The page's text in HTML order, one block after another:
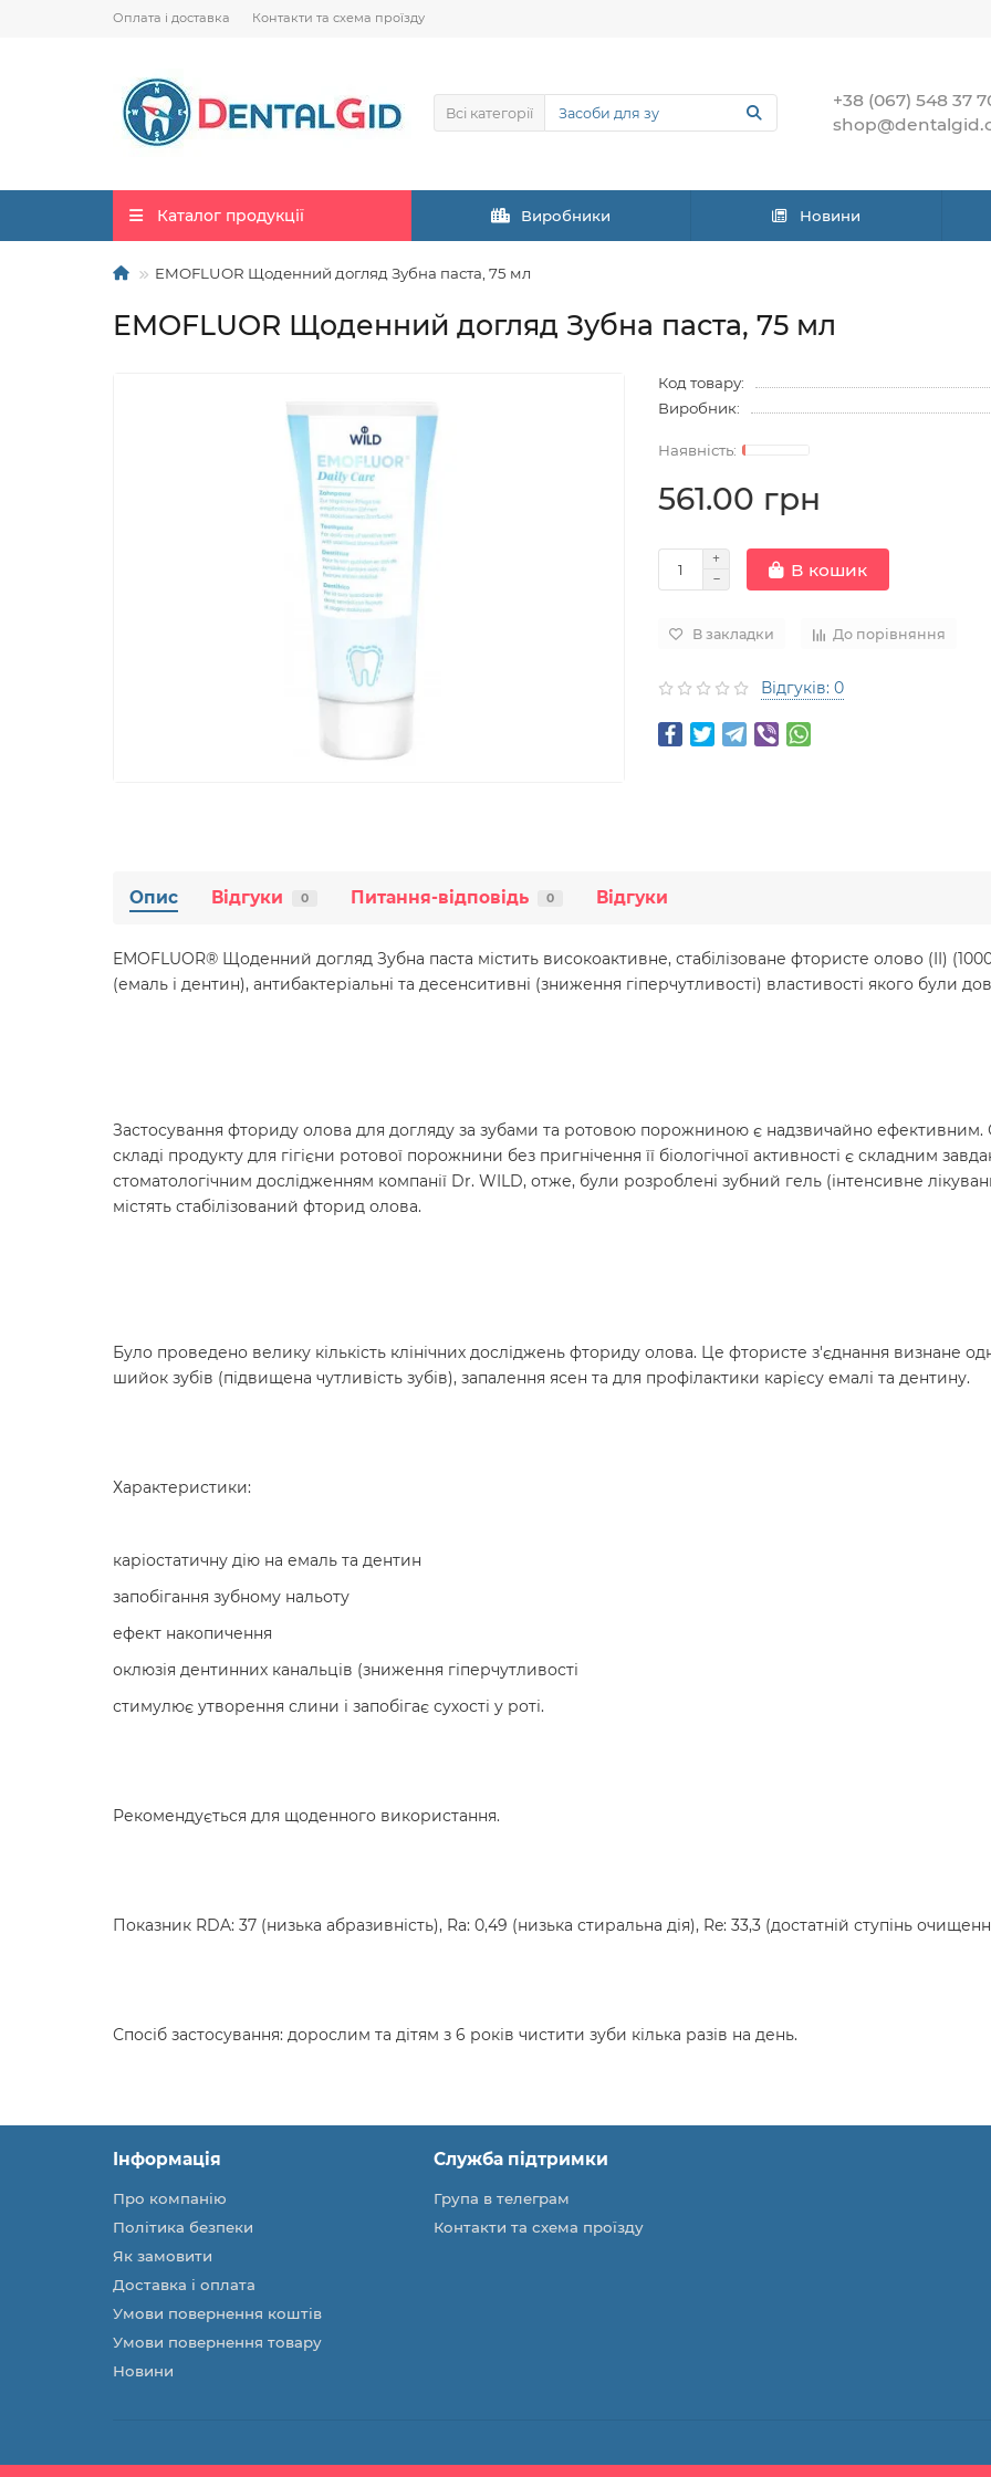
Оплата і доставка Контакти та схема проїзду
Всі категорії
+38 (067) 548 37
Каталог продукції Виробники Новини
EMOFLUOR Щоденний догляд Зубна паста, 75 мл
EMOFLUOR Щоденний догляд Зубна паста, 75 мл
Код товару:
Виробник:
561.00 грн
В кошик
В закладки До порівняння
Відгуків: 0
Опис Відгуки 0 Питання-відповідь 0 Відгуки
EMOFLUOR® Щоденний догляд Зубна паста містить високоактивне, стабілізоване фтористе олово (II)
(емаль і дентин), антибактеріальні та десенситивні (зниження гіперчутливості) властивості якого були
Застосування фториду олова для догляду за зубами та ротовою порожниною є надзвичайно ефективним.
складі продукту для гігієни ротової порожнини без пригнічення її біологічної активності є складним
стоматологічним дослідженням компанії Dr. WILD, отже, були розроблені зубний гель (інтенсивне
містять стабілізований фторид олова.
Було проведено велику кількість клінічних досліджень фториду олова. Це фтористе з'єднання визнане
шийок зубів (підвищена чутливість зубів), запалення ясен та для профілактики карієсу емалі та дентину.
Характеристики:
каріостатичну дію на емаль та дентин
запобігання зубному нальоту
ефект накопичення
оклюзія дентинних канальців (зниження гіперчутливості
стимулює утворення слини і запобігає сухості у роті.
Рекомендується для щоденного використання.
Показник RDA: 37 (низька абразивність), Ra: 0,49 (низька стиральна дія), Re: 33,3 (достатній ступінь
Спосіб застосування: дорослим та дітям з 6 років чистити зуби кілька разів на день.
Інформація
Про компанію
Політика безпеки
Як замовити
Доставка і оплата
Умови повернення коштів
Умови повернення товару
Новини
Служба підтримки
Група в телеграм
Контакти та схема проїзду